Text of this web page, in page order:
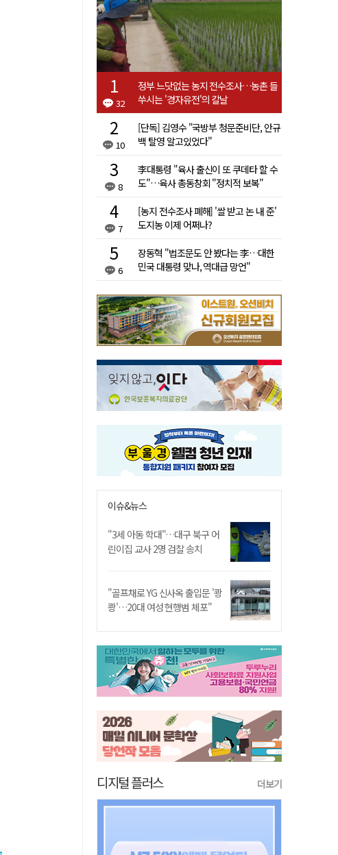
32
정부 느닷없는 농지 전수조사…농촌 들
쑤시는 '경자유전'의 칼날
10
[단독] 김영수 "국방부 청문준비단, 안규
백 탈영 알고있었다"
8
李대통령 "육사 출신이 또 쿠데타 할 수
도"…육사 총동창회 "정치적 보복"
7
[농지 전수조사 폐해] '쌀 받고 논 내 준'
도지농 이제 어쩌나?
6
장동혁 "법조문도 안 봤다는 李…대한
민국 대통령 맞나, 역대급 망언"
이슈&뉴스
"3세 아동 학대"…대구 북구 어
린이집 교사 2명 검찰 송치
"골프채로 YG 신사옥 출입문 '쾅
쾅'…20대 여성 현행범 체포"
디지털 플러스 더보기